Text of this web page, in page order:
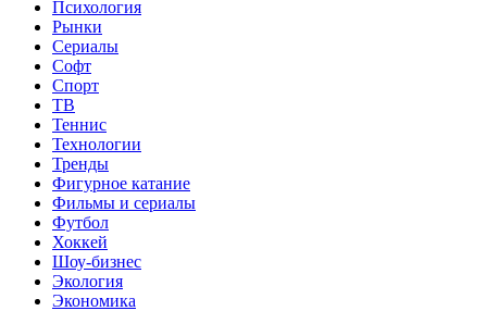
Психология
Рынки
Сериалы
Софт
Спорт
ТВ
Теннис
Технологии
Тренды
Фигурное катание
Фильмы и сериалы
Футбол
Хоккей
Шоу-бизнес
Экология
Экономика